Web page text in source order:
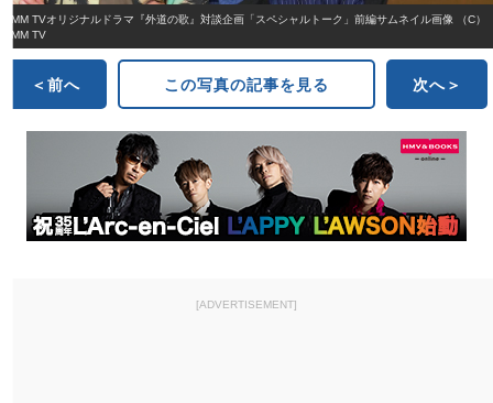
DMM TVオリジナルドラマ『外道の歌』対談企画「スペシャルトーク」前編サムネイル画像 （C）
DMM TV
＜前へ この写真の記事を見る 次へ＞
[ADVERTISEMENT]